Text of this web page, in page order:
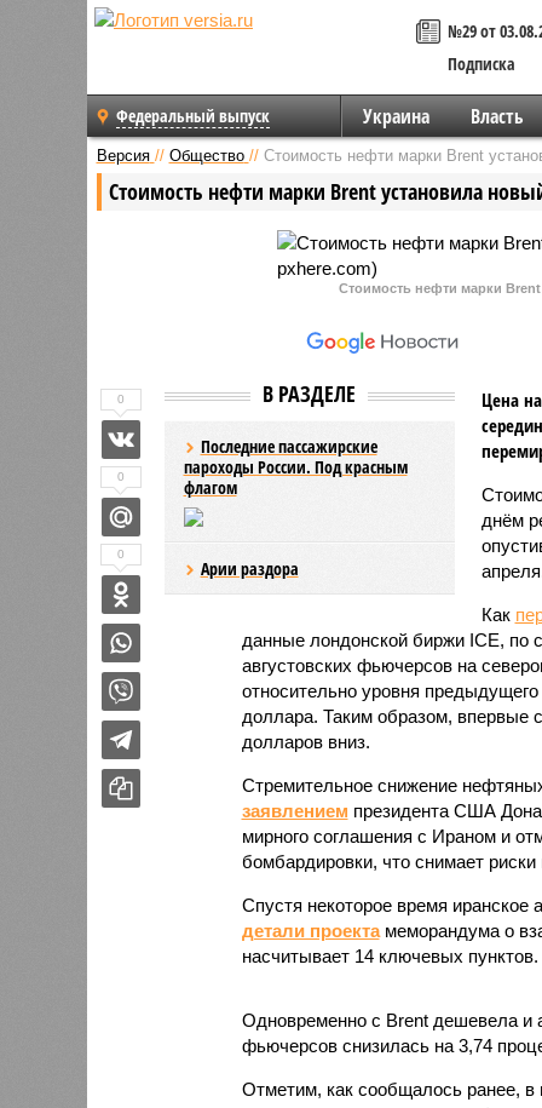
№29 от
Подписка
Федеральный выпуск Украина Власть
Версия // Общество // Стоимость нефти марки Brent
Стоимость нефти марки Brent установила
Стоимость нефти марки
В РАЗДЕЛЕ
Последние пассажирские
пароходы России. Под красным
флагом
Арии раздора
Цена
днём
Как
данные лондонской биржи ICE, по
августовских фьючерсов на
относительно уровня
доллара. Таким образом, впервые
долларов вниз.
Стремительное снижение
заявлением президента США
мирного соглашения с Ираном и
бомбардировки, что снимает
Спустя некоторое время иранское
детали проектамеморандума о
насчитывает 14 ключевых пунктов.
Одновременно с Brent дешевела и
фьючерсов снизилась на 3,74
Отметим, как сообщалось ранее,
0
0
0